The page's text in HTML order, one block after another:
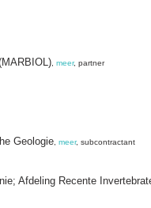
meer, partner
Geologie meer, subcontractant
Afdeling Recente